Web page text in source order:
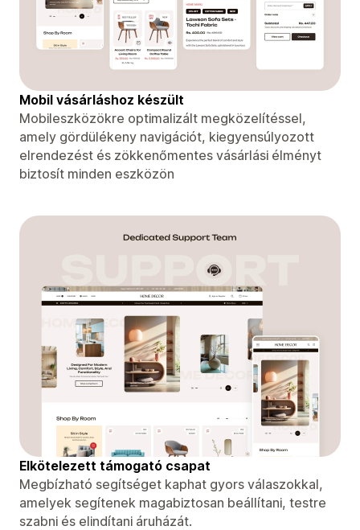
Mobil vásárláshoz készült
Mobileszközökre optimalizált megközelítéssel,
amely gördülékeny navigációt, kiegyensúlyozott
elrendezést és zökkenőmentes vásárlási élményt
biztosít minden eszközön
Elkötelezett támogató csapat
Megbízható segítséget kaphat gyors válaszokkal,
amelyek segítenek magabiztosan beállítani, testre
szabni és elindítani áruházát.